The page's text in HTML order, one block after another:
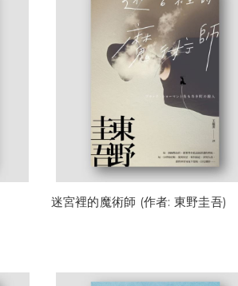
迷宮裡的魔術師 (作者: 東野圭吾)